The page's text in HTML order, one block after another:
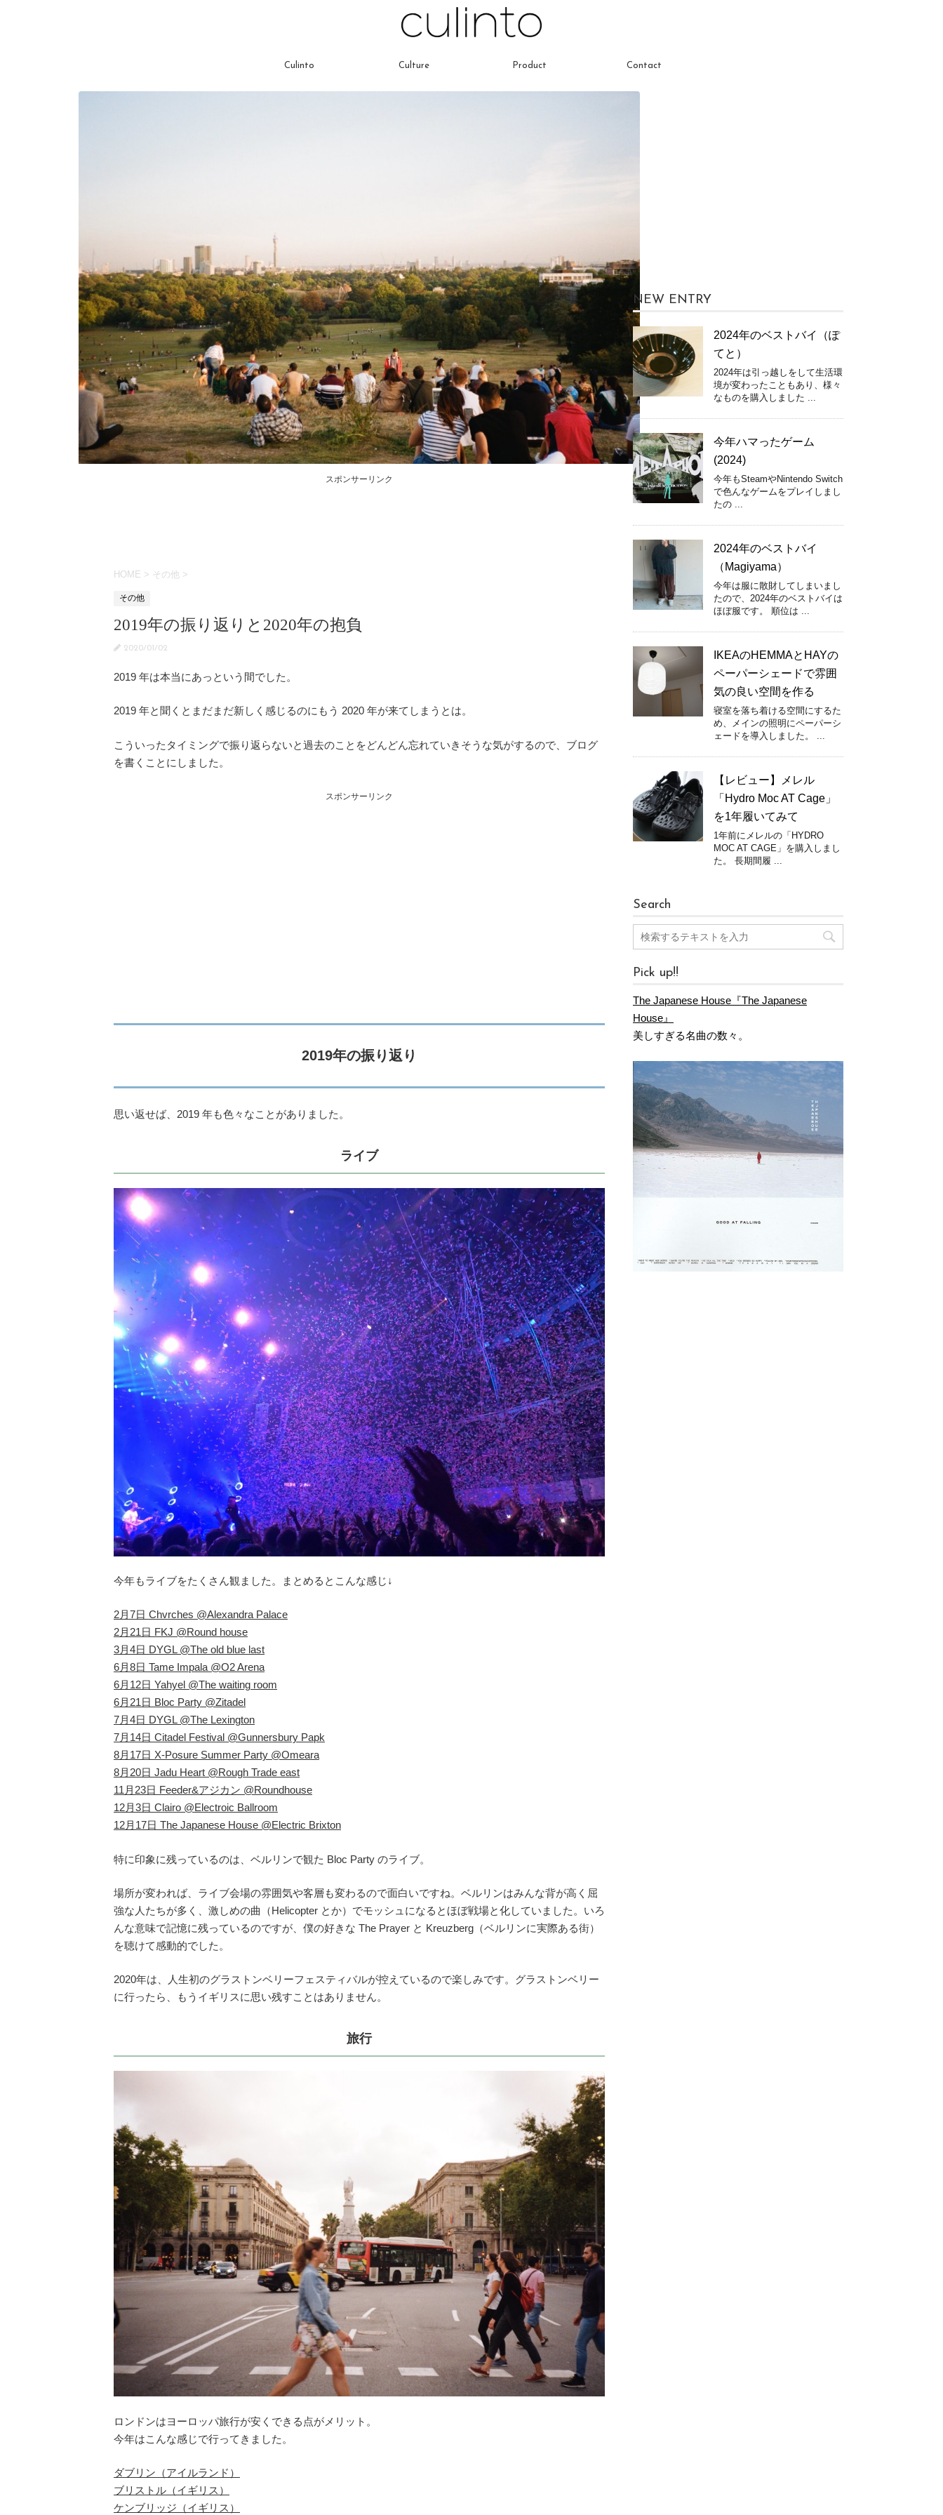
Culinto Culture Product Contact
スポンサーリンク
HOME > その他 >
その他
2019年の振り返りと2020年の抱負
2020/01/02
2019 年は本当にあっという間でした。
2019 年と聞くとまだまだ新しく感じるのにもう 2020 年が来てしまうとは。
こういったタイミングで振り返らないと過去のことをどんどん忘れていきそうな気がするので、ブログ
を書くことにしました。
スポンサーリンク
2019年の振り返り
思い返せば、2019 年も色々なことがありました。
ライブ
今年もライブをたくさん観ました。まとめるとこんな感じ↓
2月7日 Chvrches @Alexandra Palace
2月21日 FKJ @Round house
3月4日 DYGL @The old blue last
6月8日 Tame Impala @O2 Arena
6月12日 Yahyel @The waiting room
6月21日 Bloc Party @Zitadel
7月4日 DYGL @The Lexington
7月14日 Citadel Festival @Gunnersbury Papk
8月17日 X-Posure Summer Party @Omeara
8月20日 Jadu Heart @Rough Trade east
11月23日 Feeder&アジカン @Roundhouse
12月3日 Clairo @Electroic Ballroom
12月17日 The Japanese House @Electric Brixton
特に印象に残っているのは、ベルリンで観た Bloc Party のライブ。
場所が変われば、ライブ会場の雰囲気や客層も変わるので面白いですね。ベルリンはみんな背が高く屈
強な人たちが多く、激しめの曲（Helicopter とか）でモッシュになるとほぼ戦場と化していました。いろ
んな意味で記憶に残っているのですが、僕の好きな The Prayer と Kreuzberg（ベルリンに実際ある街）
を聴けて感動的でした。
2020年は、人生初のグラストンベリーフェスティバルが控えているので楽しみです。グラストンベリー
に行ったら、もうイギリスに思い残すことはありません。
旅行
ロンドンはヨーロッパ旅行が安くできる点がメリット。
今年はこんな感じで行ってきました。
ダブリン（アイルランド）
ブリストル（イギリス）
ケンブリッジ（イギリス）
NEW ENTRY
2024年のベストバイ（ぽ
てと）
2024年は引っ越しをして生活環
境が変わったこともあり、様々
なものを購入しました ...
今年ハマったゲーム
(2024)
今年もSteamやNintendo Switch
で色んなゲームをプレイしまし
たの ...
2024年のベストバイ
（Magiyama）
今年は服に散財してしまいまし
たので、2024年のベストバイは
ほぼ服です。 順位は ...
IKEAのHEMMAとHAYの
ペーパーシェードで雰囲
気の良い空間を作る
寝室を落ち着ける空間にするた
め、メインの照明にペーパーシ
ェードを導入しました。 ...
【レビュー】メレル
「Hydro Moc AT Cage」
を1年履いてみて
1年前にメレルの「HYDRO
MOC AT CAGE」を購入しまし
た。 長期間履 ...
Search
Pick up!!
The Japanese House『The Japanese
House』
美しすぎる名曲の数々。